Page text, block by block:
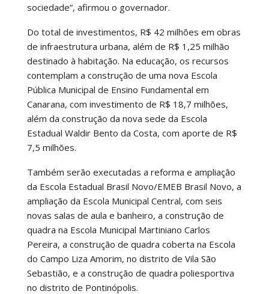
sociedade”, afirmou o governador.
Do total de investimentos, R$ 42 milhões em obras
de infraestrutura urbana, além de R$ 1,25 milhão
destinado à habitação. Na educação, os recursos
contemplam a construção de uma nova Escola
Pública Municipal de Ensino Fundamental em
Canarana, com investimento de R$ 18,7 milhões,
além da construção da nova sede da Escola
Estadual Waldir Bento da Costa, com aporte de R$
7,5 milhões.
Também serão executadas a reforma e ampliação
da Escola Estadual Brasil Novo/EMEB Brasil Novo, a
ampliação da Escola Municipal Central, com seis
novas salas de aula e banheiro, a construção de
quadra na Escola Municipal Martiniano Carlos
Pereira, a construção de quadra coberta na Escola
do Campo Liza Amorim, no distrito de Vila São
Sebastião, e a construção de quadra poliesportiva
no distrito de Pontinópolis.